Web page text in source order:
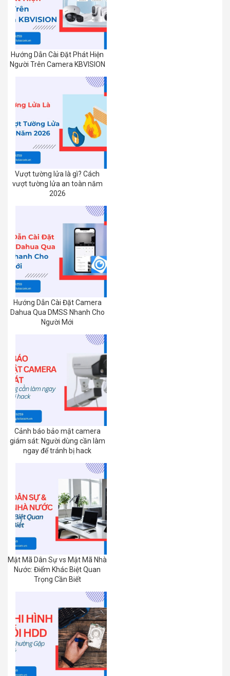
Hướng Dẫn Cài Đặt Phát Hiện
Người Trên Camera KBVISION
Vượt tường lửa là gì? Cách
vượt tường lửa an toàn năm
2026
Hướng Dẫn Cài Đặt Camera
Dahua Qua DMSS Nhanh Cho
Người Mới
Cảnh báo bảo mật camera
giám sát: Người dùng cần làm
ngay để tránh bị hack
Mật Mã Dân Sự vs Mật Mã Nhà
Nước: Điểm Khác Biệt Quan
Trọng Cần Biết